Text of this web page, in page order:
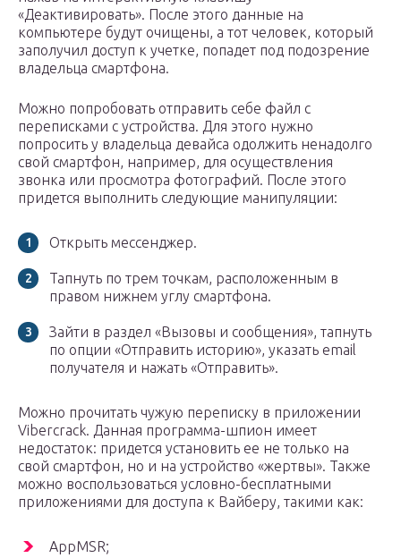
«Деактивировать». После этого данные на
компьютере будут очищены, а тот человек, который
заполучил доступ к учетке, попадет под подозрение
владельца смартфона.
Можно попробовать отправить себе файл с
переписками с устройства. Для этого нужно
попросить у владельца девайса одолжить ненадолго
свой смартфон, например, для осуществления
звонка или просмотра фотографий. После этого
придется выполнить следующие манипуляции:
Открыть мессенджер.
Тапнуть по трем точкам, расположенным в
правом нижнем углу смартфона.
Зайти в раздел «Вызовы и сообщения», тапнуть
по опции «Отправить историю», указать email
получателя и нажать «Отправить».
Можно прочитать чужую переписку в приложении
Vibercrack. Данная программа-шпион имеет
недостаток: придется установить ее не только на
свой смартфон, но и на устройство «жертвы». Также
можно воспользоваться условно-бесплатными
приложениями для доступа к Вайберу, такими как:
AppMSR;